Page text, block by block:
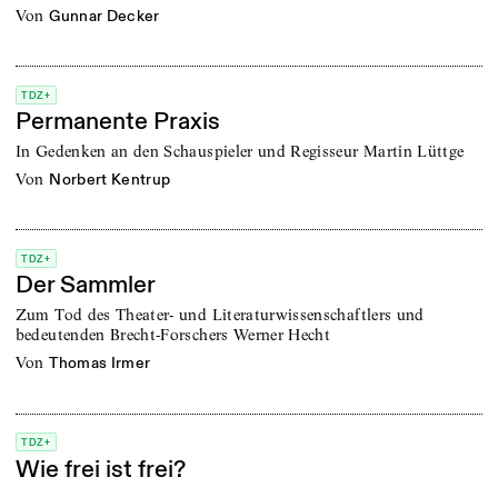
von Gunnar Decker
TDZ+
Permanente Praxis
In Gedenken an den Schauspieler und Regisseur Martin Lüttge
von Norbert Kentrup
TDZ+
Der Sammler
Zum Tod des Theater- und Literaturwissenschaftlers und
bedeutenden Brecht-Forschers Werner Hecht
von Thomas Irmer
TDZ+
Wie frei ist frei?